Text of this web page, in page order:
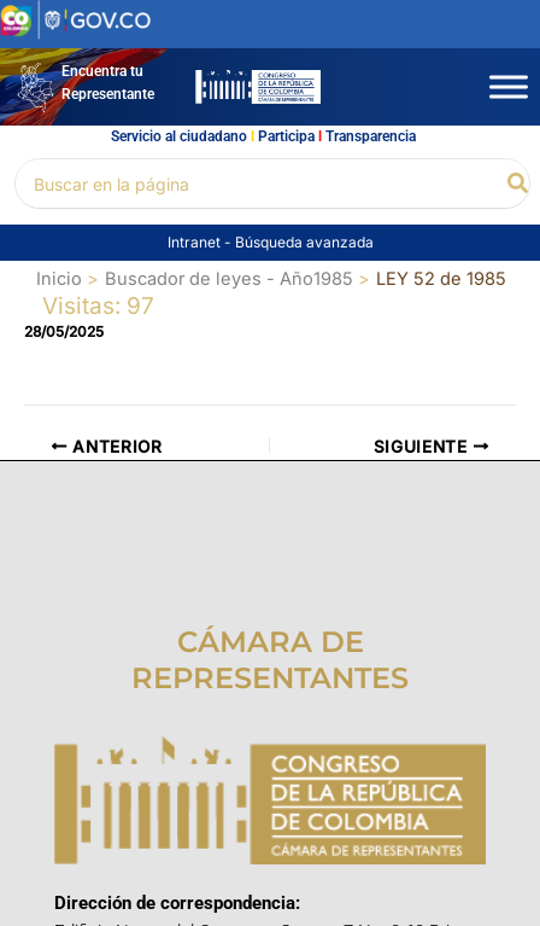
Ir
al
contenidoEncuentra tu
Representante
Servicio al ciudadano l Participal Transparencia
por:
Intranet - Búsqueda avanzada
Inicio Buscador de leyes - Año1985 LEY 52 de 1985
Visitas: 97
28/05/2025
ANTERIOR SIGUIENTE
CÁMARA DE
REPRESENTANTES
Dirección de correspondencia: